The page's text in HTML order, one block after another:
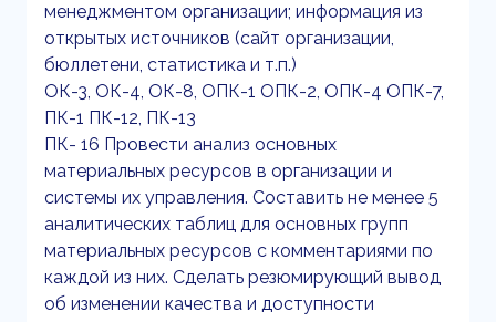
менеджментом организации; информация из
открытых источников (сайт организации,
бюллетени, статистика и т.п.)
ОК-3, ОК-4, ОК-8, ОПК-1 ОПК-2, ОПК-4 ОПК-7,
ПК-1 ПК-12, ПК-13
ПК- 16 Провести анализ основных
материальных ресурсов в организации и
системы их управления. Составить не менее 5
аналитических таблиц для основных групп
материальных ресурсов с комментариями по
каждой из них. Сделать резюмирующий вывод
об изменении качества и доступности